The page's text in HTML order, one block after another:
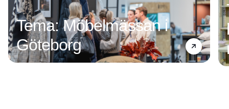
Tema: Möbelmässan i
Göteborg